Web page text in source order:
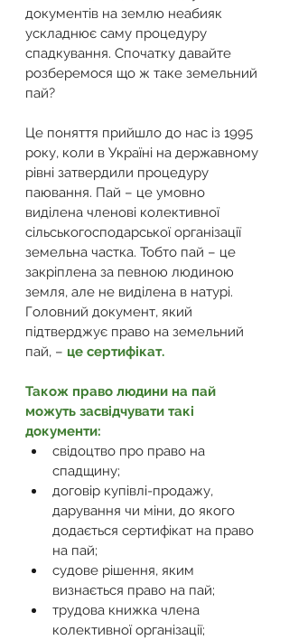
документів на землю неабияк
ускладнює саму процедуру
спадкування. Спочатку давайте
розберемося що ж таке земельний
пай?
Це поняття прийшло до нас із 1995
року, коли в Україні на державному
рівні затвердили процедуру
паювання. Пай – це умовно
виділена членові колективної
сільськогосподарської організації
земельна частка. Тобто пай – це
закріплена за певною людиною
земля, але не виділена в натурі.
Головний документ, який
підтверджує право на земельний
пай, – це сертифікат.
Також право людини на пай
можуть засвідчувати такі
документи:
свідоцтво про право на
спадщину;
договір купівлі-продажу,
дарування чи міни, до якого
додається сертифікат на право
на пай;
судове рішення, яким
визнається право на пай;
трудова книжка члена
колективної організації;